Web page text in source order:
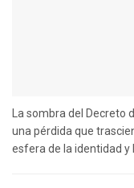
La sombra del Decreto
una pérdida que
esfera de la identidad y